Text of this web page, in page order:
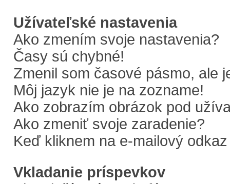
Užívateľské nastavenia
Ako zmením svoje nastavenia?
Časy sú chybné!
Zmenil som časové pásmo, ale
Môj jazyk nie je na zozname!
Ako zobrazím obrázok pod
Ako zmeniť svoje zaradenie?
Keď kliknem na e-mailový
Vkladanie príspevkov